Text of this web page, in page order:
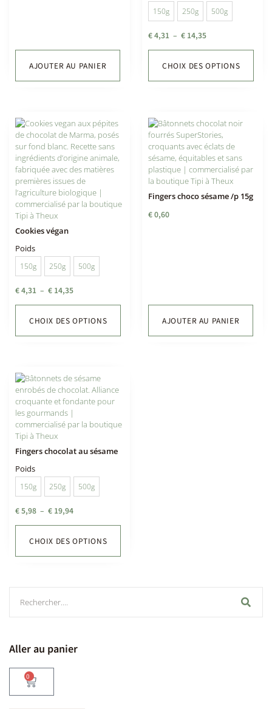
Aller au panier
0
AJOUTER AU PANIER
150g 250g 500g
€4,31 – € 14,35
CHOIX DES OPTIONS
Cookies végan
Poids
150g 250g 500g
€4,31 – € 14,35
CHOIX DES OPTIONS
Fingers choco sésame /p 15g
€0,60
AJOUTER AU PANIER
Fingers chocolat au sésame
Poids
150g 250g 500g
€5,98 – € 19,94
CHOIX DES OPTIONS